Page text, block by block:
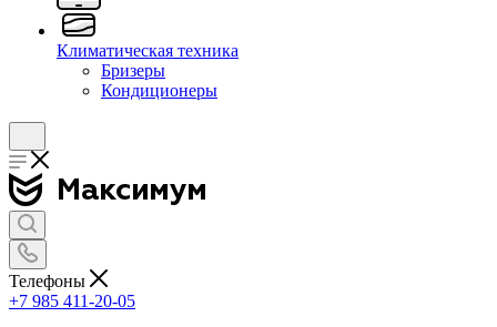
Климатическая техника
Бризеры
Кондиционеры
Телефоны
+7 985 411-20-05